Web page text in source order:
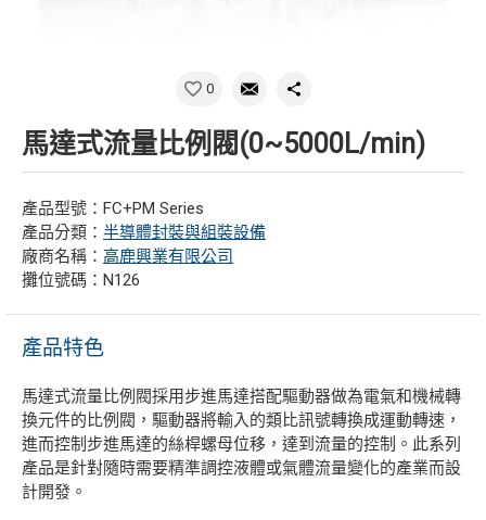
0
馬達式流量比例閥(0~5000L/min)
產品型號：FC+PM Series
產品分類： 半導體封裝與組裝設備
廠商名稱： 高鹿興業有限公司
攤位號碼：N126
產品特色
馬達式流量比例閥採用步進馬達搭配驅動器做為電氣和機械轉
換元件的比例閥，驅動器將輸入的類比訊號轉換成運動轉速，
進而控制步進馬達的絲桿螺母位移，達到流量的控制。此系列
產品是針對隨時需要精準調控液體或氣體流量變化的產業而設
計開發。